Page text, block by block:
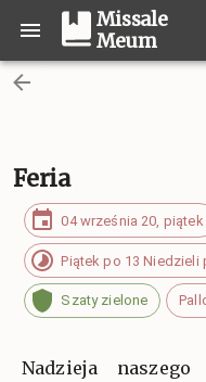
Missale
Meum
Feria
04 września 20, piątek
Piątek po 13 Niedzieli
Szaty zielone
Nadzieja